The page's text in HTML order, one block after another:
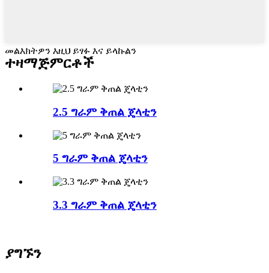
መልእክትዎን እዚህ ይፃፉ እና ይላኩልን
ተዛማጅምርቶች
2.5 ግራም ቅጠል ጄላቲን
5 ግራም ቅጠል ጄላቲን
3.3 ግራም ቅጠል ጄላቲን
ያግኙን